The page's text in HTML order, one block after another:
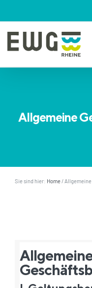
to
content
Allgemeine
Sie sind hier: Home/